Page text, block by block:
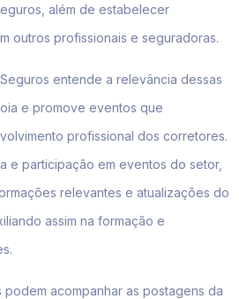
além de estabelecer
outros profissionais e seguradoras.
entende a relevância dessas
e promove eventos que
profissional dos corretores.
e participação em eventos do setor,
relevantes e atualizações do
assim na formação e
acompanhar as postagens da